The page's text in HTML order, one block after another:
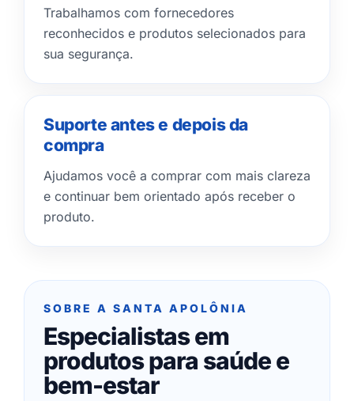
Trabalhamos com fornecedores
reconhecidos e produtos selecionados para
sua segurança.
Suporte antes e depois da
compra
Ajudamos você a comprar com mais clareza
e continuar bem orientado após receber o
produto.
SOBRE A SANTA APOLÔNIA
Especialistas em
produtos para saúde e
bem-estar